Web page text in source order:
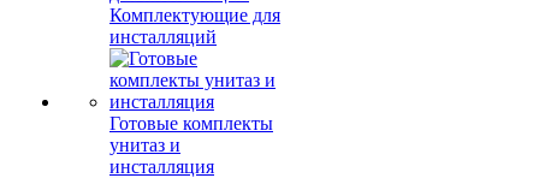
Комплектующие для
инсталляций
Готовые комплекты
унитаз и
инсталляция